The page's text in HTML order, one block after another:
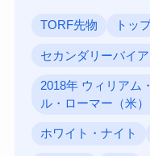
TORF先物 トッ
セカンダリーバイア
2018年 ウィリアム
ル・ローマー（米）
ホワイト・ナイト